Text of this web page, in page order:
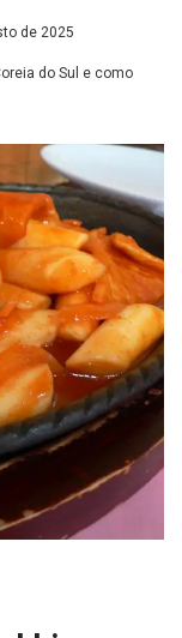
de 2025
do Sul e como